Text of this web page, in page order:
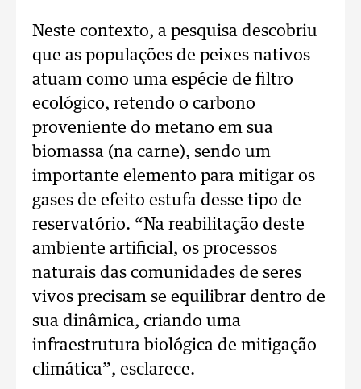
Neste contexto, a pesquisa descobriu
que as populações de peixes nativos
atuam como uma espécie de filtro
ecológico, retendo o carbono
proveniente do metano em sua
biomassa (na carne), sendo um
importante elemento para mitigar os
gases de efeito estufa desse tipo de
reservatório. “Na reabilitação deste
ambiente artificial, os processos
naturais das comunidades de seres
vivos precisam se equilibrar dentro de
sua dinâmica, criando uma
infraestrutura biológica de mitigação
climática”, esclarece.